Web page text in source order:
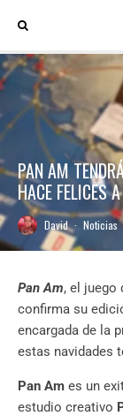
PAN AM
HACE FELICES
David · Noticias
Pan Am, el juego
confirma su
encargada de la
estas navidades
Pan Am es un
estudio creativo